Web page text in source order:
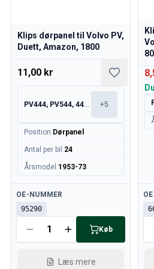
Volvo 140/164 Forhjulsaffjedring
Volvo 140/164 Brændstof/
Volvo 140/164 Interiørdele
Volvo 140/164 Transmission/
Volvo 140/164 Diverse
Volvo 240/260 Reservedele
Volvo 240/260 Bremsesystem
Volvo 240/260 Brændstof/
Volvo 240/260 Forhjulsaffjedring
Volvo 240/260 Indvendige dele
Volvo 240/260 fælge
Volvo 240/260 Motordele
Volvo 240/260 Varme/friskluft
Klips dørpanel til Volvo PV,
Duett, Amazon, 1800
11,00 kr
PV444, PV544, 445, 210 +5
Position: Dørpanel
Antal per bil :24
Årsmodel :1953-73
Tilgængelig
OE-NUMMER
95290
Køb
Læs mere